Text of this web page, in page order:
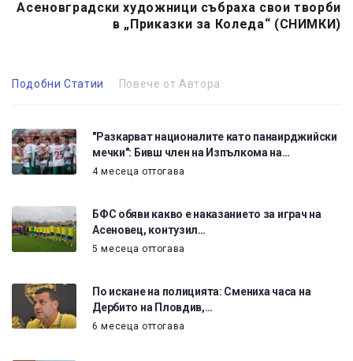
Асеновградски художници събраха свои творби
в „Приказки за Коледа“ (СНИМКИ)
Подобни Статии Повече от Автора
"Разкарват националите като панаирджийски
мечки": Бивш член на Изпълкома на…
4 месеца оттогава
БФС обяви какво е наказанието за играч на
Асеновец, контузил…
5 месеца оттогава
По искане на полицията: Смениха часа на
Дербито на Пловдив,…
6 месеца оттогава